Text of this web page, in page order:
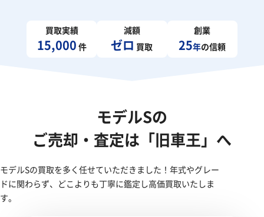
買取実績
15,000 件
減額
ゼロ 買取
創業
25年の信頼
モデルSの
ご売却・査定は「旧車王」へ
モデルSの買取を多く任せていただきました！年式やグレー
ドに関わらず、どこよりも丁寧に鑑定し高価買取いたしま
す。